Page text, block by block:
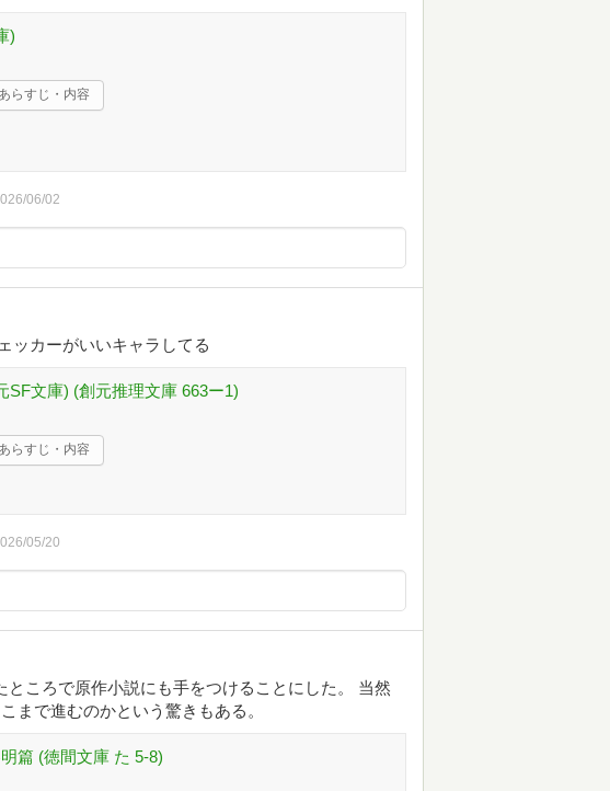
)
らすじ・内容
06/02
ッカーがいいキャラしてる
SF文庫) (創元推理文庫 663ー1)
らすじ・内容
05/20
ところで原作小説にも手をつけることにした。 当然
まで進むのかという驚きもある。
篇 (徳間文庫 た 5-8)